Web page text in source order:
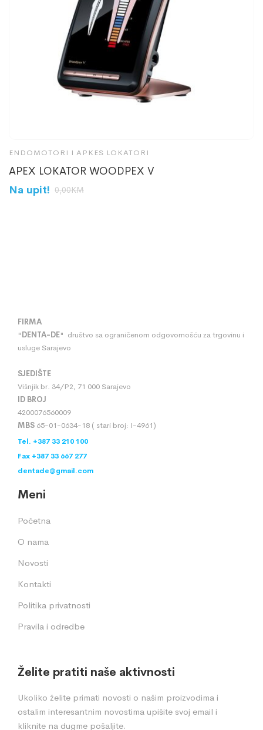
ENDOMOTORI I APKES LOKATORI
APEX LOKATOR WOODPEX V
Na upit! 0,00KM
FIRMA
"DENTA-DE" društvo sa ograničenom odgovornošću za trgovinu i
usluge Sarajevo
SJEDIŠTE
Višnjik br. 34/P2, 71 000 Sarajevo
ID BROJ
4200076560009
MBS 65-01-0634-18 ( stari broj: I-4961)
Tel. +387 33 210 100
Fax +387 33 667 277
dentade@gmail.com
Meni
Početna
O nama
Novosti
Kontakti
Politika privatnosti
Pravila i odredbe
Želite pratiti naše aktivnosti
Ukoliko želite primati novosti o našim proizvodima i
ostalim interesantnim novostima upišite svoj email i
kliknite na dugme pošaljite.